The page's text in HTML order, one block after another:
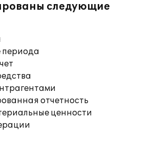
следующие
отчетность
ценности